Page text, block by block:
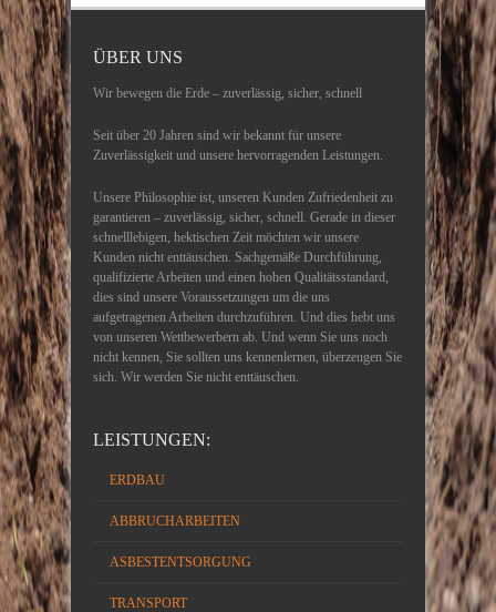
ÜBER UNS
Wir bewegen die Erde – zuverlässig, sicher, schnell
Seit über 20 Jahren sind wir bekannt für unsere
Zuverlässigkeit und unsere hervorragenden Leistungen.
Unsere Philosophie ist, unseren Kunden Zufriedenheit zu
garantieren – zuverlässig, sicher, schnell. Gerade in dieser
schnelllebigen, hektischen Zeit möchten wir unsere
Kunden nicht enttäuschen. Sachgemäße Durchführung,
qualifizierte Arbeiten und einen hohen Qualitätsstandard,
dies sind unsere Voraussetzungen um die uns
aufgetragenen Arbeiten durchzuführen. Und dies hebt uns
von unseren Wettbewerbern ab. Und wenn Sie uns noch
nicht kennen, Sie sollten uns kennenlernen, überzeugen Sie
sich. Wir werden Sie nicht enttäuschen.
LEISTUNGEN:
ERDBAU
ABBRUCHARBEITEN
ASBESTENTSORGUNG
TRANSPORT